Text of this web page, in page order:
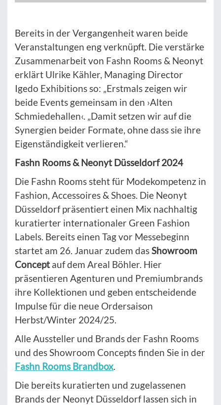
Bereits in der Vergangenheit waren beide
Veranstaltungen eng verknüpft. Die verstärke
Zusammenarbeit von Fashn Rooms & Neonyt
erklärt Ulrike Kähler, Managing Director
Igedo Exhibitions so: „Erstmals zeigen wir
beide Events gemeinsam in den ›Alten
Schmiedehallen‹. „Damit setzen wir auf die
Synergien beider Formate, ohne dass sie ihre
Eigenständigkeit verlieren.“
Fashn Rooms & Neonyt Düsseldorf 2024
Die Fashn Rooms steht für Modekompetenz in
Fashion, Accessoires & Shoes. Die Neonyt
Düsseldorf präsentiert einen Mix nachhaltig
kuratierter internationaler Green Fashion
Labels. Bereits einen Tag vor Messebeginn
startet am 26. Januar zudem dasShowroom
Conceptauf dem Areal Böhler. Hier
präsentieren Agenturen und Premiumbrands
ihre Kollektionen und geben entscheidende
Impulse für die neue Ordersaison
Herbst/Winter 2024/25.
Alle Aussteller und Brands der Fashn Rooms
und des Showroom Concepts finden Sie in der
Fashn Rooms Brandbox
Die bereits kuratierten und zugelassenen
Brands der Neonyt Düsseldorf lassen sich in